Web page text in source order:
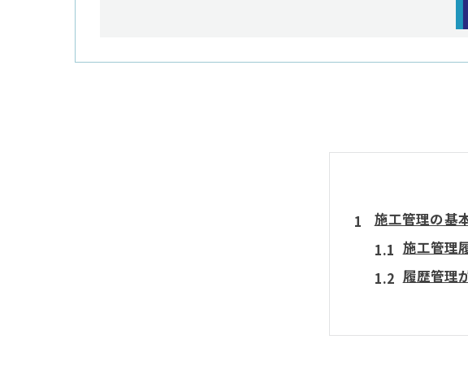
施工管理の基
施工管理
履歴管理
履歴管
施工業界